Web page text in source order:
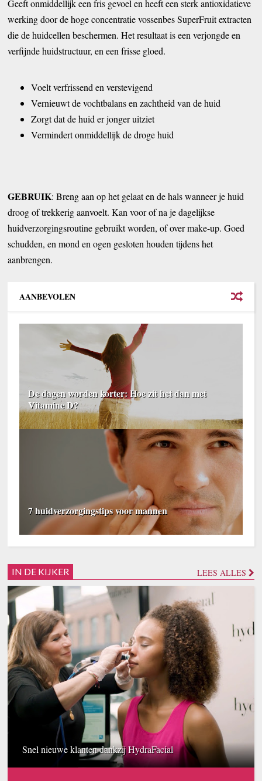
Geeft onmiddellijk een fris gevoel en heeft een sterk antioxidatieve
werking door de hoge concentratie vossenbes SuperFruit extracten
die de huidcellen beschermen. Het resultaat is een verjongde en
verfijnde huidstructuur, en een frisse gloed.
Voelt verfrissend en verstevigend
Vernieuwt de vochtbalans en zachtheid van de huid
Zorgt dat de huid er jonger uitziet
Vermindert onmiddellijk de droge huid
GEBRUIK: Breng aan op het gelaat en de hals wanneer je huid
droog of trekkerig aanvoelt. Kan voor of na je dagelijkse
huidverzorgingsroutine gebruikt worden, of over make-up. Goed
schudden, en mond en ogen gesloten houden tijdens het
aanbrengen.
AANBEVOLEN
De dagen worden korter: Hoe zit het dan met
Vitamine D?
7 huidverzorgingstips voor mannen
IN DE KIJKER LEES ALLES
Snel nieuwe klanten dankzij HydraFacial